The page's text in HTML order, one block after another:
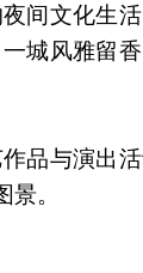
间文化生
城风雅留
品与演出
。